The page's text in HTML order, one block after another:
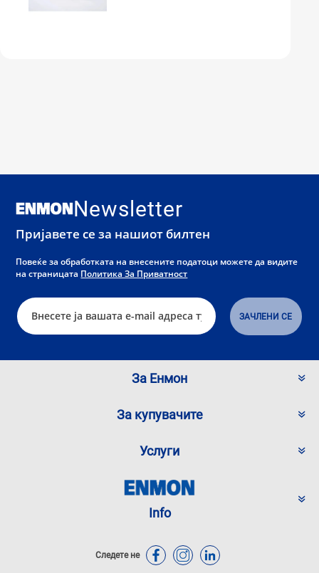
Newsletter
Пријавете се за нашиот билтен
Повеќе за обработката на внесените податоци можете да видите
на страницата Политика За Приватност
За Енмон
За купувачите
Услуги
Info
Следете не